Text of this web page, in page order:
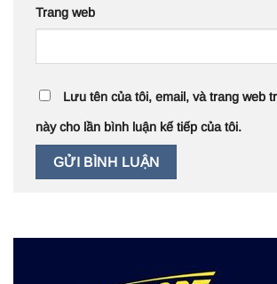
Trang web
Lưu tên của tôi, email, và trang web
này cho lần bình luận kế tiếp của tôi.